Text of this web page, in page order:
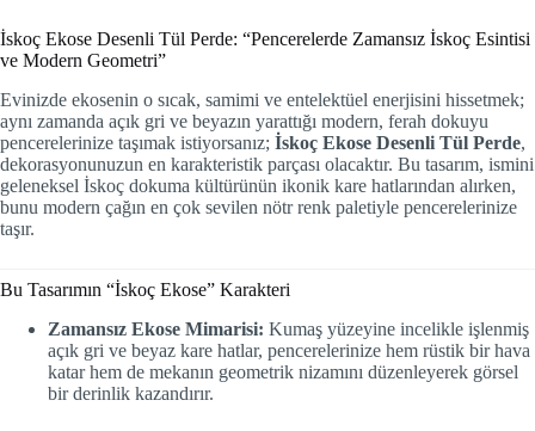
İskoç Ekose Desenli Tül Perde: “Pencerelerde Zamansız İskoç Esintisi
ve Modern Geometri”
Evinizde ekosenin o sıcak, samimi ve entelektüel enerjisini hissetmek;
aynı zamanda açık gri ve beyazın yarattığı modern, ferah dokuyu
pencerelerinize taşımak istiyorsanız; İskoç Ekose Desenli Tül Perde,
dekorasyonunuzun en karakteristik parçası olacaktır. Bu tasarım, ismini
geleneksel İskoç dokuma kültürünün ikonik kare hatlarından alırken,
bunu modern çağın en çok sevilen nötr renk paletiyle pencerelerinize
taşır.
Bu Tasarımın “İskoç Ekose” Karakteri
Zamansız Ekose Mimarisi: Kumaş yüzeyine incelikle işlenmiş
açık gri ve beyaz kare hatlar, pencerelerinize hem rüstik bir hava
katar hem de mekanın geometrik nizamını düzenleyerek görsel
bir derinlik kazandırır.